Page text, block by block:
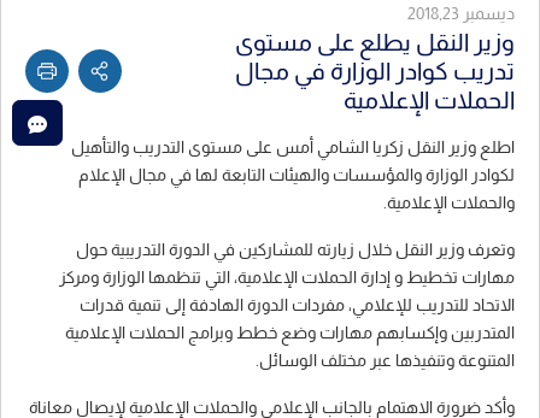
ديسمبر 2018,23
وزير النقل يطلع على مستوى
تدريب كوادر الوزارة في مجال
الحملات الإعلامية
اطلع وزير النقل زكريا الشامي أمس على مستوى التدريب والتأهيل
لكوادر الوزارة والمؤسسات والهيئات التابعة لها في مجال الإعلام
والحملات الإعلامية.
وتعرف وزير النقل خلال زيارته للمشاركين في الدورة التدريبية حول
مهارات تخطيط و إدارة الحملات الإعلامية، التي تنظمها الوزارة ومركز
الاتحاد للتدريب للإعلامي، مفردات الدورة الهادفة إلى تنمية قدرات
المتدربين وإكسابهم مهارات وضع خطط وبرامج الحملات الإعلامية
المتنوعة وتنفيذها عبر مختلف الوسائل.
وأكد ضرورة الاهتمام بالجانب الإعلامي والحملات الإعلامية لإيصال معاناة